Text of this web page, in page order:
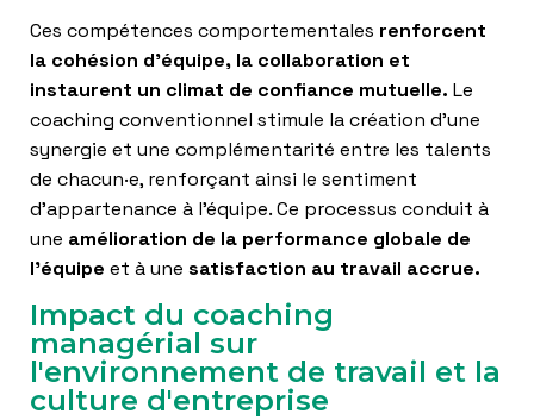
Ces compétences comportementales renforcent
la cohésion d’équipe, la collaboration et
instaurent un climat de confiance mutuelle. Le
coaching conventionnel stimule la création d’une
synergie et une complémentarité entre les talents
de chacun·e, renforçant ainsi le sentiment
d’appartenance à l’équipe. Ce processus conduit à
une amélioration de la performance globale de
l’équipe et à une satisfaction au travail accrue.
Impact du coaching
managérial sur
l'environnement de travail et la
culture d'entreprise